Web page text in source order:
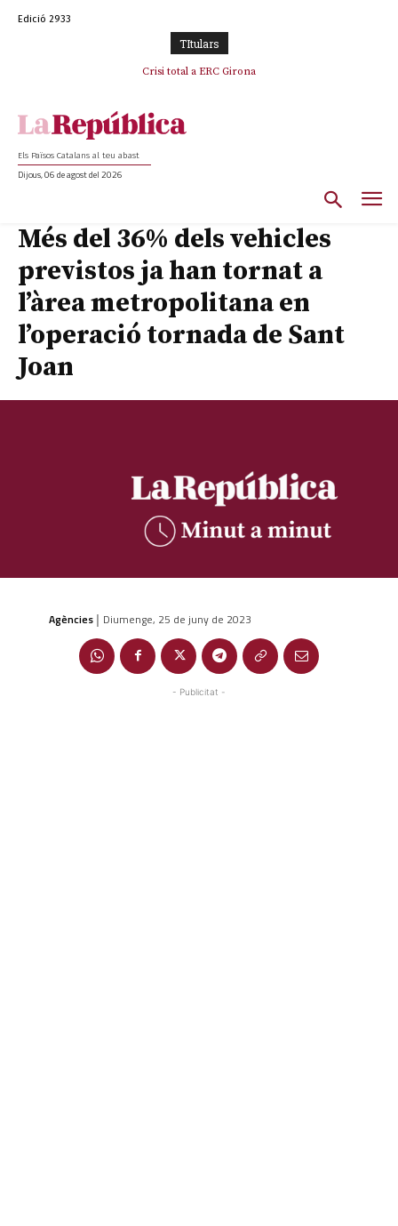
Edició 2933
TItulars
Crisi total a ERC Girona
Els Països Catalans al teu abast
Dijous, 06 de agost del 2026
Més del 36% dels vehicles
previstos ja han tornat a
l’àrea metropolitana en
l’operació tornada de Sant
Joan
Agències | Diumenge, 25 de juny de 2023
- Publicitat -